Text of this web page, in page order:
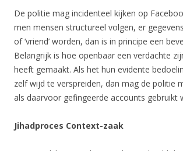
De politie mag incidenteel kijken op
men mensen structureel volgen, er
of ‘vriend’ worden, dan is in principe een
Belangrijk is hoe openbaar een verdachte
heeft gemaakt. Als het hun evidente
zelf wijd te verspreiden, dan mag de politie
als daarvoor gefingeerde accounts gebruikt
Jihadproces Context-zaak